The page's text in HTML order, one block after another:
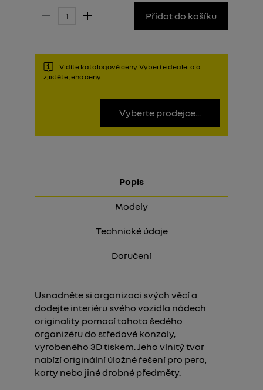
Přidat do košíku
Vidíte katalogové ceny. Vyberte dealera a
zjistěte jeho ceny
Vyberte prodejce...
Popis
Modely
Technické údaje
Doručení
Usnadněte si organizaci svých věcí a
dodejte interiéru svého vozidla nádech
originality pomocí tohoto šedého
organizéru do středové konzoly,
vyrobeného 3D tiskem. Jeho vlnitý tvar
nabízí originální úložné řešení pro pera,
karty nebo jiné drobné předměty.